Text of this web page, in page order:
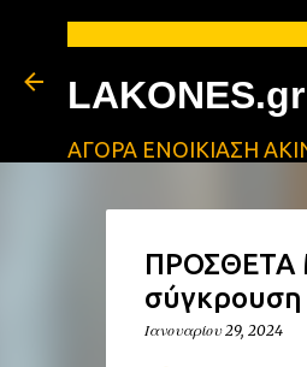
LAKONES.gr
ΑΓΟΡΑ ΕΝΟΙΚΙΑΣΗ
ΠΡΟΣΘΕΤΑ
σύγκρουση
Ιανουαρίου 29, 2024